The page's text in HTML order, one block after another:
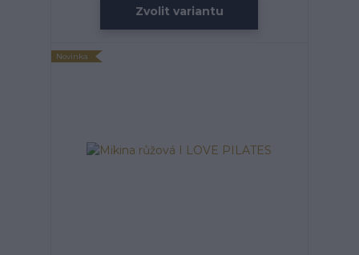
Zvolit variantu
Novinka